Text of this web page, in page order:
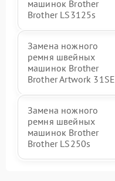
машинок Brother
Brother LS3125s
Замена ножного
ремня швейных
машинок Brother
Brother Artwork 31SE
Замена ножного
ремня швейных
машинок Brother
Brother LS250s